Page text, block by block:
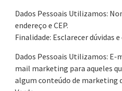
Dados Pessoais Utilizamos:
endereço e CEP.
Finalidade: Esclarecer dúvidas
Dados Pessoais Utilizamos: E-
mail marketing para aqueles
algum conteúdo de marketing